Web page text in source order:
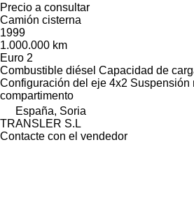
Precio a consultar
Camión cisterna
1999
1.000.000 km
Euro 2
Combustible diésel Capacidad de
Configuración del eje 4x2 Suspensión
compartimento
España, Soria
TRANSLER S.L
Contacte con el vendedor